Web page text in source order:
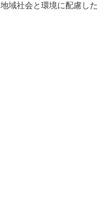
域社会と環境に配慮した